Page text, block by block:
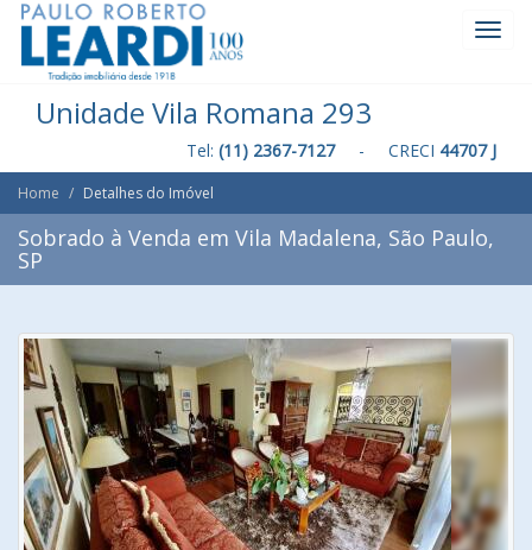
Unidade Vila Romana 293
Tel: (11) 2367-7127- CRECI 44707 J
Home Detalhes do Imóvel
Sobrado à Venda em Vila Madalena, São Paulo,
SP